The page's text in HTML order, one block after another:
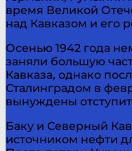
время Великой
над Кавказом и его
Осенью 1942 года
заняли большую
Кавказа, однако
Сталинградом в
вынуждены
Баку и Северный
источником нефти